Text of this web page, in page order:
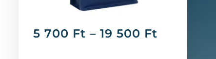
5 700 Ft – 19 500 Ft